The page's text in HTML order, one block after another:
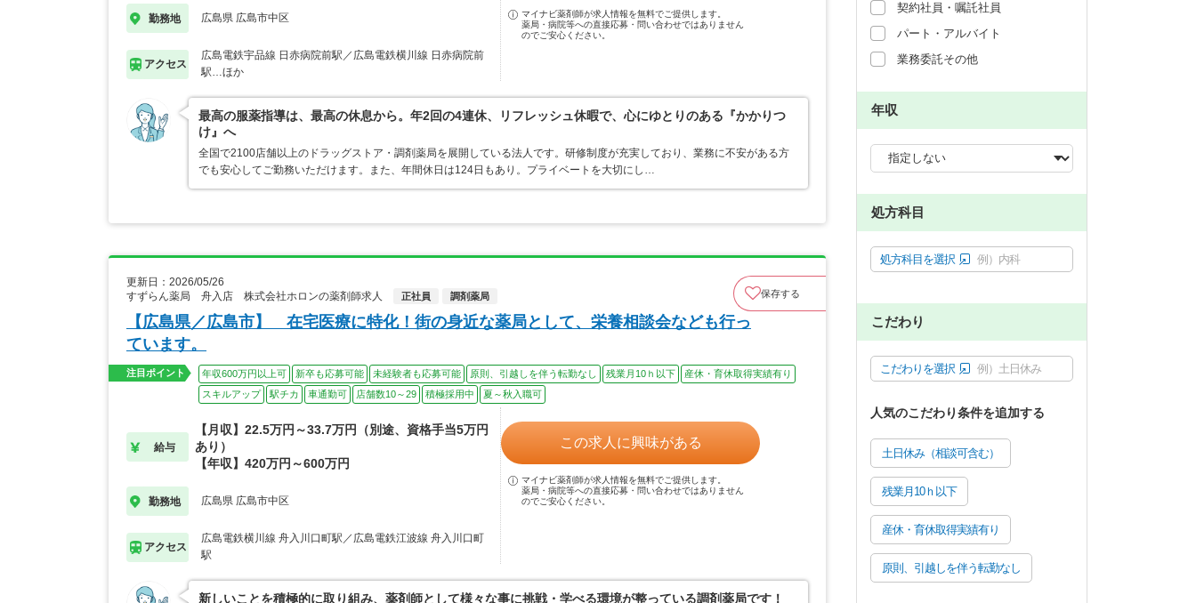
勤務地 広島県 広島市中区
アクセス
広島電鉄宇品線 日赤病院前駅／広島電鉄横川線 日赤病院前
駅…ほか
マイナビ薬剤師が求人情報を無料でご提供します。
薬局・病院等への直接応募・問い合わせではありません
のでご安心ください。
最高の服薬指導は、最高の休息から。年2回の4連休、リフレッシュ休暇で、心にゆとりのある『かかりつ
け』へ
全国で2100店舗以上のドラッグストア・調剤薬局を展開している法人です。研修制度が充実しており、業務に不安がある方
でも安心してご勤務いただけます。また、年間休日は124日もあり。プライベートを大切にし…
更新日：2026/05/26
すずらん薬局 舟入店 株式会社ホロンの薬剤師求人
正社員 調剤薬局 保存する
【広島県／広島市】 在宅医療に特化！街の身近な薬局として、栄養相談会なども行っ
ています。
注目ポイント 年収600万円以上可 新卒も応募可能 未経験者も応募可能 原則、引越しを伴う転勤なし 残業月10ｈ以下
産休・育休取得実績有り
スキルアップ
駅チカ 車通勤可 店舗数10～29 積極採用中 夏～秋入職可
給与
【月収】22.5万円～33.7万円（別途、資格手当5万円
あり）
【年収】420万円～600万円
勤務地 広島県 広島市中区
アクセス
広島電鉄横川線 舟入川口町駅／広島電鉄江波線 舟入川口町
駅
この求人に興味がある
マイナビ薬剤師が求人情報を無料でご提供します。
薬局・病院等への直接応募・問い合わせではありません
のでご安心ください。
新しいことを積極的に取り組み、薬剤師として様々な事に挑戦・学べる環境が整っている調剤薬局です！
契約社員・嘱託社員
パート・アルバイト
業務委託その他
年収
処方科目
処方科目を選択 例）内科
こだわり
こだわりを選択 例）土日休み
人気のこだわり条件を追加する
土日休み（相談可含む）
残業月10ｈ以下
産休・育休取得実績有り
原則、引越しを伴う転勤なし